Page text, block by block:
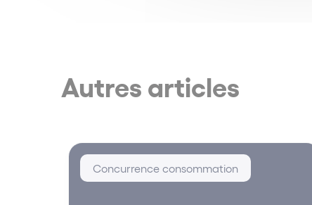
Autres articles
Concurrence consommation